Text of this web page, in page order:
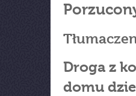
Droga z
domu